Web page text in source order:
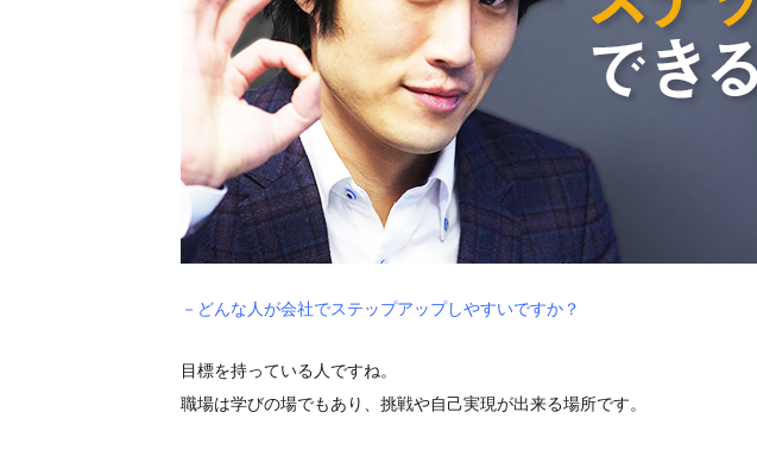
－どんな人が会社でステップアップしやすいですか？
目標を持っている人ですね。
職場は学びの場でもあり、挑戦や自己実現が出来る場所です。